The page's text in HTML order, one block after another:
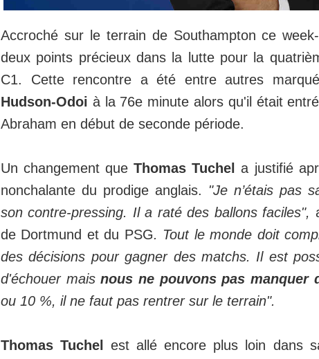
Accroché sur le terrain de Southampton ce
deux points précieux dans la lutte pour la
C1. Cette rencontre a été entre autres
Hudson-Odoi à la 76e minute alors qu'il était
Abraham en début de seconde période.
Un changement queThomas Tuchel
a justifié
nonchalante du prodige anglais. "Je n’étais pas
son contre-pressing. Il a raté des ballons faciles",
de Dortmund et du PSG. Tout le monde doit
des décisions pour gagner des matchs. Il est
d'échouer maisnous ne pouvons pas manquer
ou 10 %, il ne faut pas rentrer sur le terrain".
Thomas Tuchel est allé encore plus loin dans